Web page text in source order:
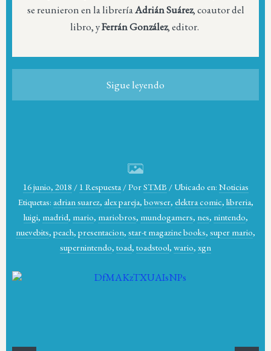
se reunieron en la libreríaAdrián Suárez, coautor del
libro, yFerrán González, editor.
Sigue leyendo
16 junio, 2018 / 1 Respuesta /PorSTMB / Ubicado en: Noticias
Etiquetas: adrian suarez, alex pareja, bowser, elektra comic, libreria,
luigi, madrid, mario, mariobros, mundogamers, nes, nintendo,
nuevebits, peach, presentacion, star-t magazine books, super mario,
supernintendo, toad, toadstool, wario, xgn